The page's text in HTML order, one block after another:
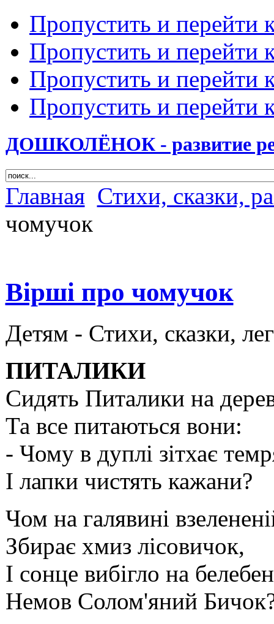
Пропустить и перейти
Пропустить и перейти
Пропустить и перейти
Пропустить и перейти
ДОШКОЛЁНОК - развитие
Главная Стихи, сказки,
чомучок
Вірші про чомучок
Детям - Стихи, сказки,
ПИТАЛИКИ
Сидять Питалики на
Та все питаються вони:
- Чому в дуплі зітхає
І лапки чистять кажани?
Чом на галявині
Збирає хмиз лісовичок,
І сонце вибігло на
Немов Солом'яний